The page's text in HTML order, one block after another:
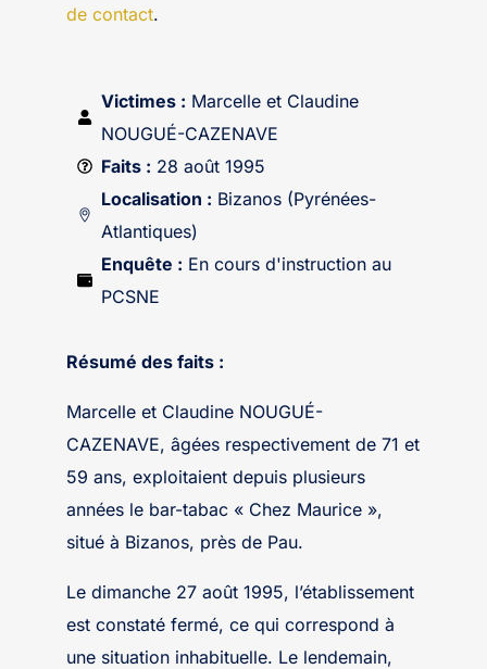
de contact.
Victimes : Marcelle et Claudine
NOUGUÉ-CAZENAVE
Faits : 28 août 1995
Localisation : Bizanos (Pyrénées-
Atlantiques)
Enquête : En cours d'instruction au
PCSNE
Résumé des faits :
Marcelle et Claudine NOUGUÉ-
CAZENAVE, âgées respectivement de 71 et
59 ans, exploitaient depuis plusieurs
années le bar-tabac « Chez Maurice »,
situé à Bizanos, près de Pau.
Le dimanche 27 août 1995, l’établissement
est constaté fermé, ce qui correspond à
une situation inhabituelle. Le lendemain,